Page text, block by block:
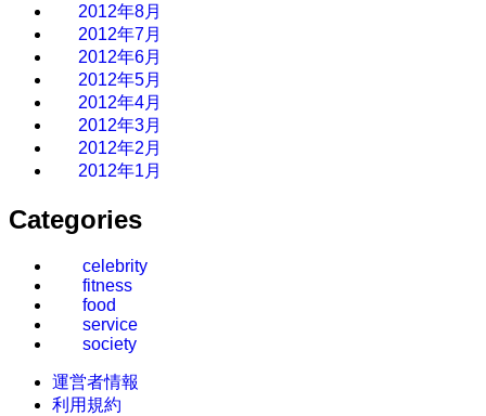
2012年8月
2012年7月
2012年6月
2012年5月
2012年4月
2012年3月
2012年2月
2012年1月
Categories
celebrity
fitness
food
service
society
運営者情報
利用規約